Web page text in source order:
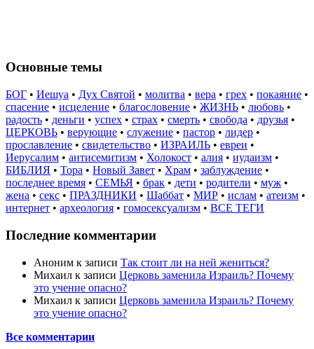
Основные темы
БОГ • Иешуа • Дух Святой • молитва • вера • грех • покаяние •
спасение • исцеление • благословение • ЖИЗНЬ • любовь •
радость • деньги • успех • страх • смерть • свобода • друзья •
ЦЕРКОВЬ • верующие • служение • пастор • лидер •
прославление • свидетельство • ИЗРАИЛЬ • евреи •
Иерусалим • антисемитизм • Холокост • алия • иудаизм •
БИБЛИЯ • Тора • Новый Завет • Храм • заблуждение •
последнее время • СЕМЬЯ • брак • дети • родители • муж •
жена • секс • ПРАЗДНИКИ • Шаббат • МИР • ислам • атеизм •
интернет • археология • гомосексуализм • ВСЕ ТЕГИ
Последние комментарии
Аноним к записи Так стоит ли на ней жениться?
Михаил к записи Церковь заменила Израиль? Почему
это учение опасно?
Михаил к записи Церковь заменила Израиль? Почему
это учение опасно?
Все комментарии